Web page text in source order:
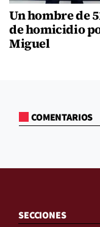
Un hombre de
de homicidio
Miguel
COMENTARIOS
SECCIONES